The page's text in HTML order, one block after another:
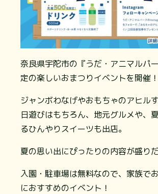
奈良県宇陀市の『うだ・アニマルパ
定の楽しいおまつりイベントを開催！
ジャンボわなげやおもちゃのアヒル
日遊びはもちろん、地元グルメや、
るひんやりスイーツも出店。
夏の思い出にぴったりの内容が盛りだ
入園・駐車場は無料なので、家族で
におすすめのイベント！